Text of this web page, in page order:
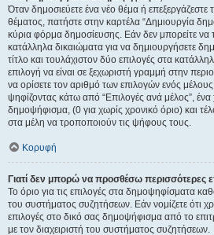
Όταν δημοσιεύετε ένα νέο θέμα ή
θέματος, πατήστε στην καρτέλα “Δημιουργία
κύρια φόρμα δημοσίευσης. Εάν δεν μπορείτε να
κατάλληλα δικαιώματα για να δημιουργήσετε
τίτλο και τουλάχιστον δύο επιλογές στα
επιλογή να είναι σε ξεχωριστή γραμμή στην
να ορίσετε τον αριθμό των επιλογών ενός μέλους
ψηφίζοντας κάτω από “Επιλογές ανά μέλος”,
δημοψήφισμα, (0 για χωρίς χρονικό όριο) και
στα μέλη να τροποποιούν τις ψήφους τους.
Κορυφή
Γιατί δεν μπορώ να προσθέσω περισσότερες
Το όριο για τις επιλογές στα δημοψηφίσματα
του συστήματος συζητήσεων. Εάν νομίζετε ότι
επιλογές στο δικό σας δημοψήφισμα από το
με τον διαχειριστή του συστήματος συζητήσεων.